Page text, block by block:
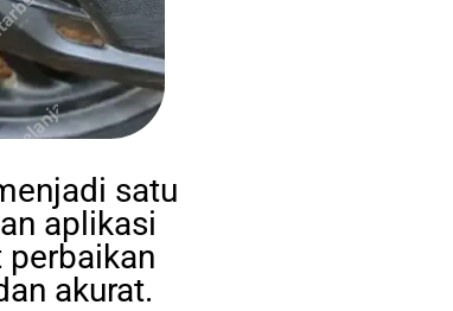
satu
aplikasi
perbaikan
akurat.